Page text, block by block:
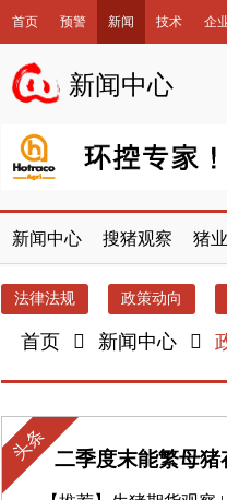
首页 预警 新闻 技术 企
数据库
新闻中心
新闻中心 搜猪观察 猪
法律法规 政策动向
首页 新闻中心
头条 二季度末能繁母